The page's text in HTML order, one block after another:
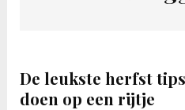
De leukste herfst
doen op een rijtje